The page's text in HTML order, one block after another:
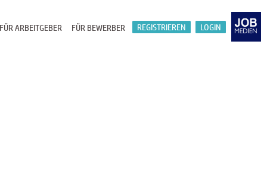
LOGIN
REGISTRIEREN
FÜR BEWERBER
FÜR ARBEITGEBER